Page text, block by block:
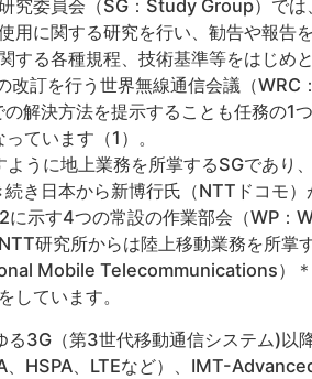
究委員会（SG：Study Group）で
用に関する研究を行い、勧告や報告
する各種規程、技術基準等をはじめ
改訂を行う世界無線通信会議（
解決方法を提示することも任務の1
ています（1）。
ように地上業務を所掌するSGであ
き日本から新博行氏（NTTドコモ）
に示す4つの常設の作業部会（WP
研究所からは陸上移動業務を所
Mobile Telecommunications）＊
しています。
3G（第3世代移動通信システム)以
HSPA、LTEなど）、IMT-